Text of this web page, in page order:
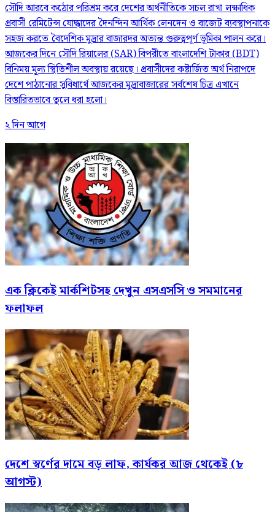
সৌদি আরবে কঠোর পরিশ্রম করে দেশের অর্থনীতিকে সচল রাখা লক্ষাধিক
প্রবাসী রেমিটেন্স যোদ্ধাদের দৈনন্দিন আর্থিক লেনদেন ও বাজেট ব্যবস্থাপনাকে
সহজ করতে বৈদেশিক মুদ্রার বাজারদর অত্যন্ত গুরুত্বপূর্ণ ভূমিকা পালন করে।
আজকের দিনে সৌদি রিয়ালের (SAR) বিপরীতে বাংলাদেশি টাকার (BDT)
বিনিময় মূল্য স্থিতিশীল অবস্থায় রয়েছে। প্রবাসীদের কষ্টার্জিত অর্থ নিরাপদে
দেশে পাঠানোর সুবিধার্থে আজকের মুদ্রাবাজারের সর্বশেষ চিত্র এখানে
বিস্তারিতভাবে তুলে ধরা হলো।
২ দিন আগে
এক ক্লিকেই মার্কশিটসহ দেখুন এসএসসি ও সমমানের
ফলাফল
দেশে স্বর্ণের দামে বড় লাফ, কার্যকর আজ থেকেই (৮
আগস্ট)